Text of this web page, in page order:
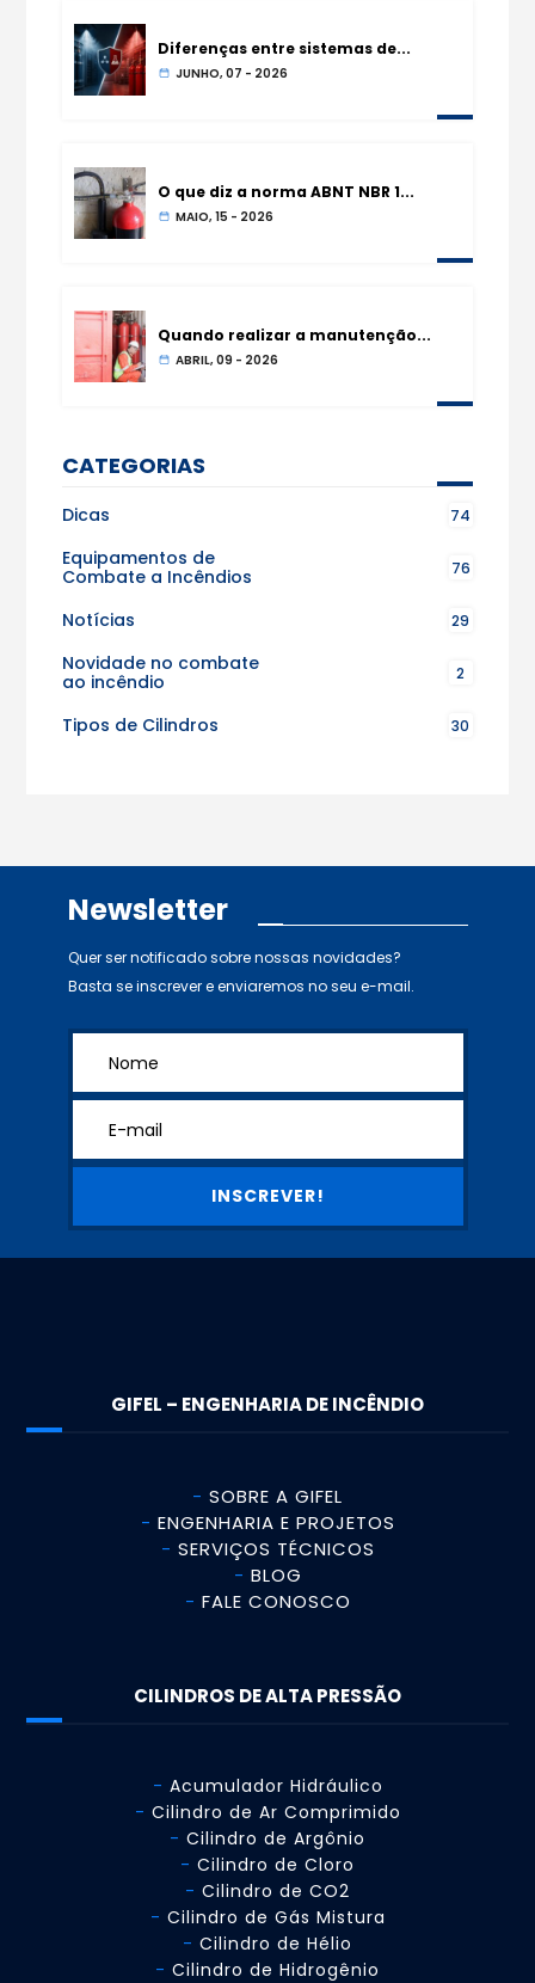
Diferenças entre sistemas de...
JUNHO, 07 - 2026
O que diz a norma ABNT NBR 1...
MAIO, 15 - 2026
Quando realizar a manutenção...
ABRIL, 09 - 2026
CATEGORIAS
Dicas 74
Equipamentos de
Combate a Incêndios
76
Notícias 29
Novidade no combate
ao incêndio
2
Tipos de Cilindros 30
Newsletter
Quer ser notificado sobre nossas novidades?
Basta se inscrever e enviaremos no seu e-mail.
GIFEL – ENGENHARIA DE INCÊNDIO
SOBRE A GIFEL
ENGENHARIA E PROJETOS
SERVIÇOS TÉCNICOS
BLOG
FALE CONOSCO
CILINDROS DE ALTA PRESSÃO
Acumulador Hidráulico
Cilindro de Ar Comprimido
Cilindro de Argônio
Cilindro de Cloro
Cilindro de CO2
Cilindro de Gás Mistura
Cilindro de Hélio
Cilindro de Hidrogênio